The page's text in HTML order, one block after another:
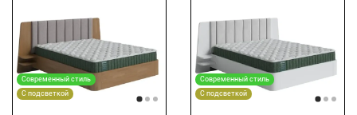
Современный стиль
С подсветкой
Современный стиль
С подсветкой